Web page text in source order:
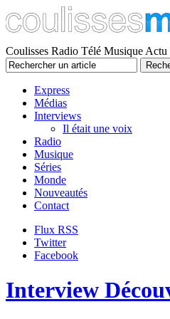
Coulisses Radio Télé Musique Actu
Express
Médias
Interviews
Il était une voix
Radio
Musique
Séries
Monde
Nouveautés
Contact
Flux RSS
Twitter
Facebook
Interview